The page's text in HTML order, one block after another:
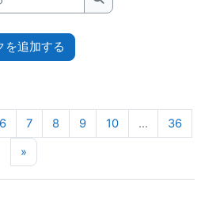
フォーラムを検索
を追加する
5
6ページ 6
7ページ 7
8ページ 8
9ページ 9
10ページ 10
… 36ペ
»次のページ